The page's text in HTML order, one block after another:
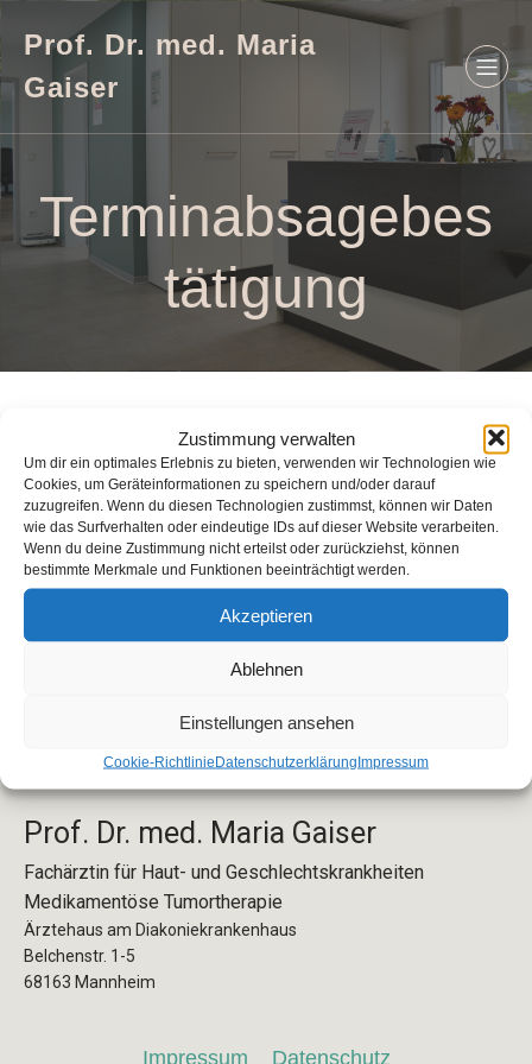
Zustimmung verwalten
Um dir ein optimales Erlebnis zu bieten, verwenden wir Technologien wie
Cookies, um Geräteinformationen zu speichern und/oder darauf
zuzugreifen. Wenn du diesen Technologien zustimmst, können wir Daten
wie das Surfverhalten oder eindeutige IDs auf dieser Website verarbeiten.
Wenn du deine Zustimmung nicht erteilst oder zurückziehst, können
bestimmte Merkmale und Funktionen beeinträchtigt werden.
Akzeptieren
Ablehnen
Einstellungen ansehen
Cookie-RichtlinieDatenschutzerklärungImpressum
Prof. Dr. med. Maria
Gaiser
Terminabsagebes
tätigung
info@maria-gaiser.de
Prof. Dr. med. Maria Gaiser
Fachärztin für Haut- und Geschlechtskrankheiten
Medikamentöse Tumortherapie
Ärztehaus am Diakoniekrankenhaus
Belchenstr. 1-5
68163 Mannheim
Impressum Datenschutz